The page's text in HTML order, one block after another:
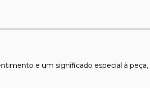
e um significado especial à